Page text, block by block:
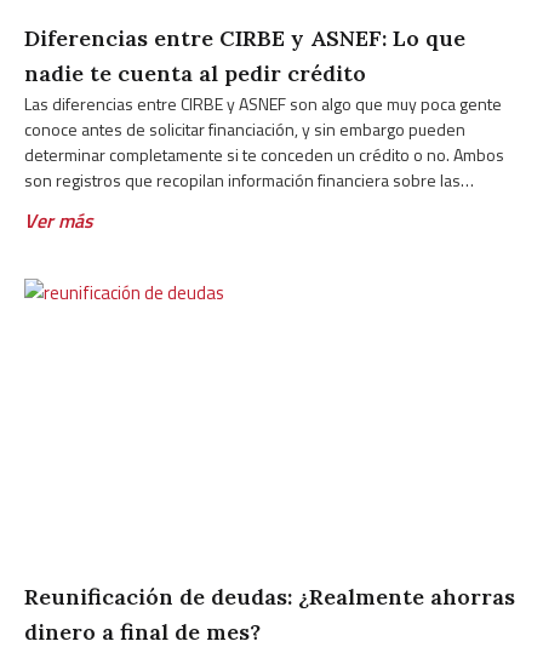
Diferencias entre CIRBE y ASNEF: Lo que
nadie te cuenta al pedir crédito
Las diferencias entre CIRBE y ASNEF son algo que muy poca gente
conoce antes de solicitar financiación, y sin embargo pueden
determinar completamente si te conceden un crédito o no. Ambos
son registros que recopilan información financiera sobre las
los
Ver más
Reunificación de deudas: ¿Realmente ahorras
dinero a final de mes?